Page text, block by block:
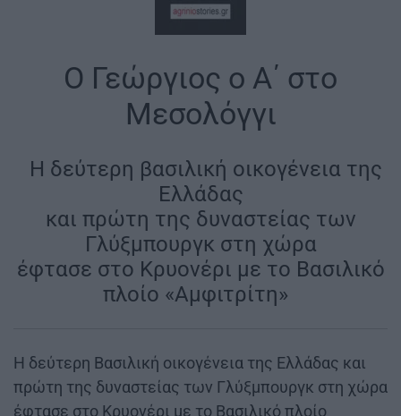
Ο Γεώργιος ο Α΄ στο
Μεσολόγγι
Η δεύτερη βασιλική οικογένεια της
Ελλάδας
και πρώτη της δυναστείας των
Γλύξμπουργκ στη χώρα
έφτασε στο Κρυονέρι με το Βασιλικό
πλοίο «Αμφιτρίτη»
Η δεύτερη Βασιλική οικογένεια της Ελλάδας και
πρώτη της δυναστείας των Γλύξμπουργκ στη χώρα
έφτασε στο Κρυονέρι με το Βασιλικό πλοίο